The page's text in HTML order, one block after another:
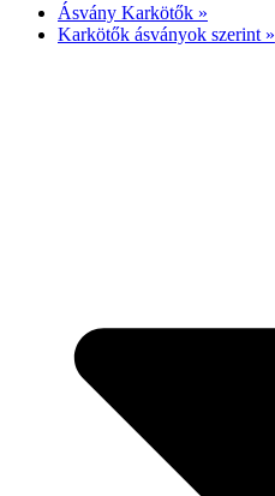
Ásvány Karkötők »
Karkötők ásványok szerint »